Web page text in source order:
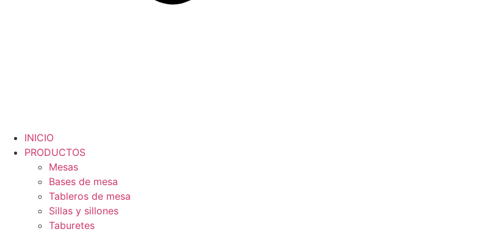
INICIO
PRODUCTOS
Mesas
Bases de mesa
Tableros de mesa
Sillas y sillones
Taburetes